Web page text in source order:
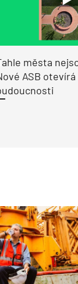
města
ASB